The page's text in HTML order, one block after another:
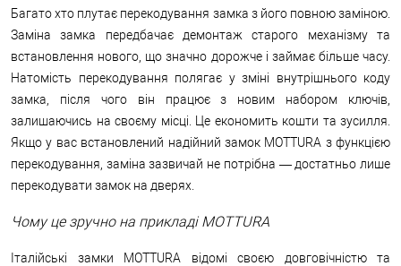
Багато хто плутає перекодування замка з його повною заміною.
Заміна замка передбачає демонтаж старого механізму та
встановлення нового, що значно дорожче і займає більше часу.
Натомість перекодування полягає у зміні внутрішнього коду
замка, після чого він працює з новим набором ключів,
залишаючись на своєму місці. Це економить кошти та зусилля.
Якщо у вас встановлений надійний замок MOTTURA з функцією
перекодування, заміна зазвичай не потрібна — достатньо лише
перекодувати замок на дверях.
Чому це зручно на прикладі MOTTURA
Італійські замки MOTTURA відомі своєю довговічністю та